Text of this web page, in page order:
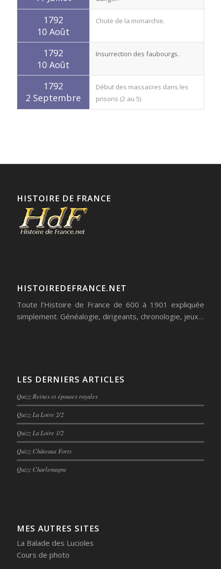
1792
10 Août
Chute de la monarchie.
1792
10 Août
Insurrection des faubourgs.
1792
2 Septembre
Début des massacres dans les
prisons (2 au 5)
HISTOIRE DE FRANCE
HISTOIREDEFRANCE.NET
Toute l’Histoire de France de 600 à 1901 expliquée
simplement. Généalogie, dirigeants, chronologie, jeux…
LES DERNIERS ARTICLES
Quizz Reines et épouses royales
Quizz La Loire 2/2
Quizz La Loire 1/2
Quizz Châteaux Forts
Quizz Charlemagne
MES AUTRES SITES
La Balade des Lucioles
Cours de photo